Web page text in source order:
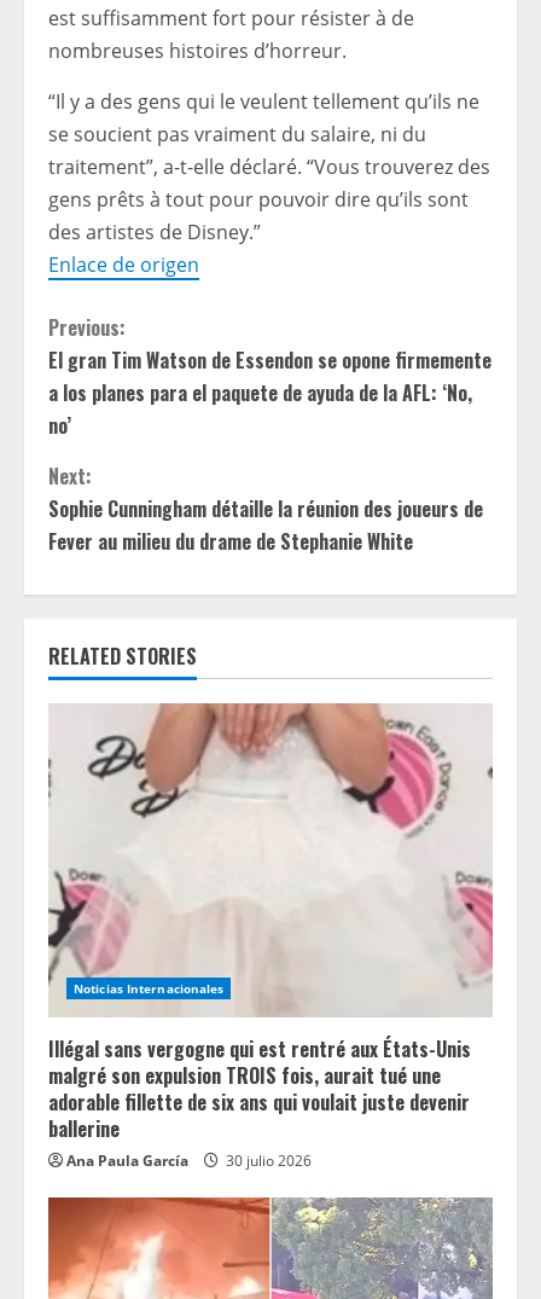
est suffisamment fort pour résister à de
nombreuses histoires d’horreur.
“Il y a des gens qui le veulent tellement qu’ils ne
se soucient pas vraiment du salaire, ni du
traitement”, a-t-elle déclaré. “Vous trouverez des
gens prêts à tout pour pouvoir dire qu’ils sont
des artistes de Disney.”
Enlace de origen
C
o
n
t
i
n
u
e
e
d
i
n
g
Previous:
El gran Tim Watson de Essendon se opone firmemente
a los planes para el paquete de ayuda de la AFL: ‘No,
no’
Next:
Sophie Cunningham détaille la réunion des joueurs de
Fever au milieu du drame de Stephanie White
RELATED STORIES
Noticias Internacionales
Illégal sans vergogne qui est rentré aux États-Unis
malgré son expulsion TROIS fois, aurait tué une
adorable fillette de six ans qui voulait juste devenir
ballerine
Ana Paula García 30 julio 2026